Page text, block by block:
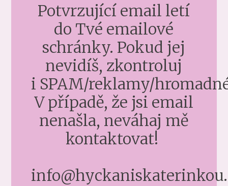
Potvrzující email letí
do Tvé emailové
schránky. Pokud jej
nevidíš, zkontroluj
i SPAM/reklamy/
V případě, že jsi email
nenašla, neváhaj mě
kontaktovat!